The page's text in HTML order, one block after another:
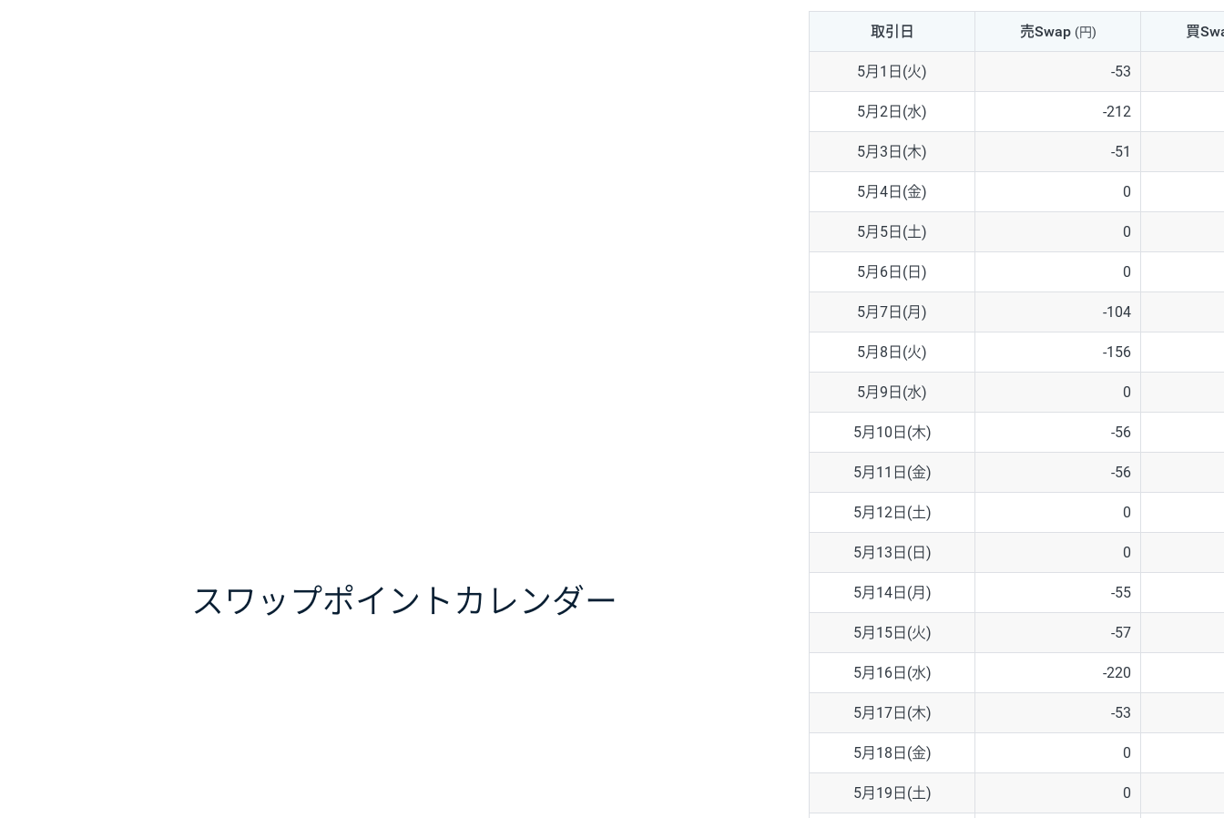
スワップポイント カレンダー
AUD/USD
NZD/USD 41円
EUR/GBP 71円
EUR/AUD 103円
GBP/AUD 43円
AUD/NZD 66円
EUR/CHF 111円
GBP/CHF 220円
USD/CHF 160円
※取引証拠金は同日の当社為替レート（ニューヨーククローズ・MIDレ
※ハンガリーフォリント/円と南アフリカランド/円とメキシコペソ/
取引日 売Swap (円) 買
5月1日(火) -53
5月2日(水) -212
5月3日(木) -51
5月4日(金) 0
5月5日(土) 0
5月6日(日) 0
5月7日(月) -104
5月8日(火) -156
5月9日(水) 0
5月10日(木) -56
5月11日(金) -56
5月12日(土) 0
5月13日(日) 0
5月14日(月) -55
5月15日(火) -57
5月16日(水) -220
5月17日(木) -53
5月18日(金) 0
5月19日(土) 0